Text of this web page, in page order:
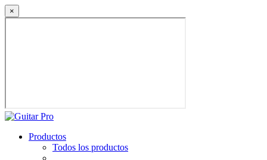
×
Productos
Todos los productos